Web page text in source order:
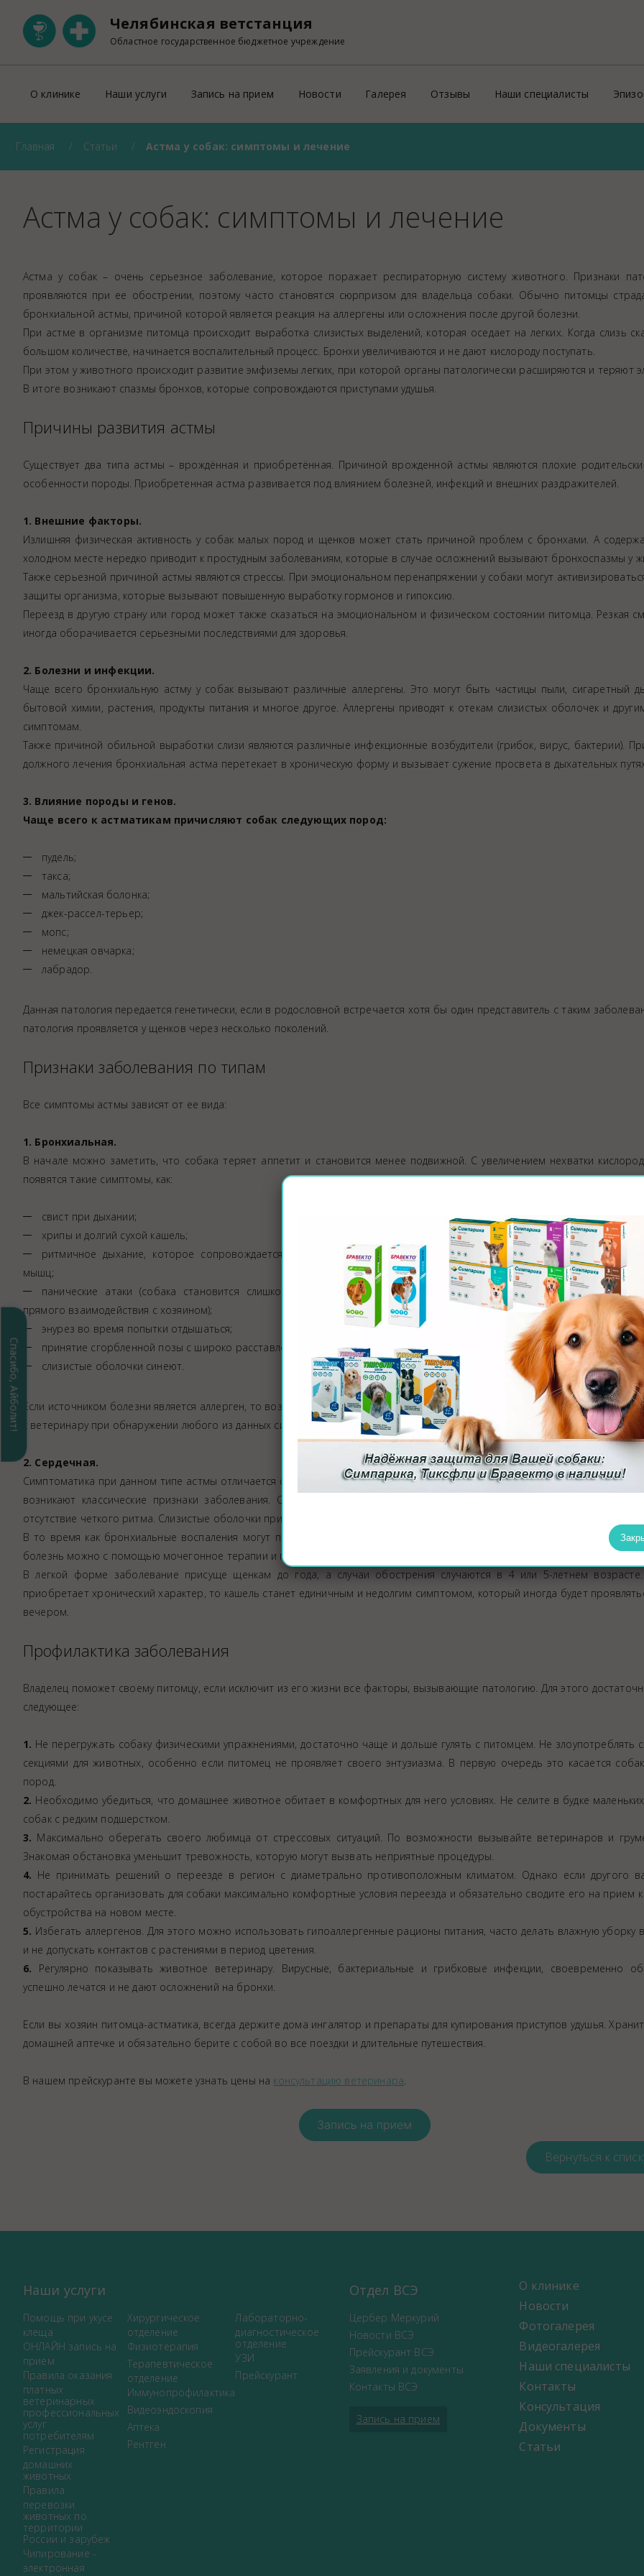
Спасибо, Айболит!
Челябинская ветстанция
Областное государственное бюджетное учреждение
О клинике
Ветеринарная клиника на Свердловском
Участковая ветеринарная лечебница Тракторозаводского района
Ветеринарный кабинет на Университетской набережной
Наши услуги
ОНЛАЙН запись на прием
Правила оказания платных ветеринарных профессиональных услуг потребителям
Регистрация домашних животных
Лабораторно-диагностическое отделение
Рентген
Аптека
Видеоэндоскопия
Иммунопрофилактика
Физиотерапия
ЭКГ
Чипирование - электронная идентификация животных
Помощь при укусе клеща
Запись на прием Новости Галерея
Видео
Отзывы Наши специалисты
Главная Статьи Астма у собак: симптомы и лечение
Астма у собак: симптомы и лечение
Астма у собак – очень серьезное заболевание, которое поражает респираторную систему животного. Признаки
проявляются при ее обострении, поэтому часто становятся сюрпризом для владельца собаки. Обычно питомцы
бронхиальной астмы, причиной которой является реакция на аллергены или осложнения после другой болезни.
При астме в организме питомца происходит выработка слизистых выделений, которая оседает на легких. Когда слизь
большом количестве, начинается воспалительный процесс. Бронхи увеличиваются и не дают кислороду поступать.
При этом у животного происходит развитие эмфиземы легких, при которой органы патологически расширяются и теряют
В итоге возникают спазмы бронхов, которые сопровождаются приступами удушья.
Причины развития астмы
Существует два типа астмы – врождённая и приобретённая. Причиной врожденной астмы являются плохие
особенности породы. Приобретенная астма развивается под влиянием болезней, инфекций и внешних раздражителей.
1. Внешние факторы.
Излишняя физическая активность у собак малых пород и щенков может стать причиной проблем с бронхами. А
холодном месте нередко приводит к простудным заболеваниям, которые в случае осложнений вызывают бронхоспазмы у
Также серьезной причиной астмы являются стрессы. При эмоциональном перенапряжении у собаки могут
защиты организма, которые вызывают повышенную выработку гормонов и гипоксию.
Переезд в другую страну или город может также сказаться на эмоциональном и физическом состоянии питомца. Резкая
иногда оборачивается серьезными последствиями для здоровья.
2. Болезни и инфекции.
Чаще всего бронхиальную астму у собак вызывают различные аллергены. Это могут быть частицы пыли, сигаретный
бытовой химии, растения, продукты питания и многое другое. Аллергены приводят к отекам слизистых оболочек и
симптомам.
Также причиной обильной выработки слизи являются различные инфекционные возбудители (грибок, вирус, бактерии).
должного лечения бронхиальная астма перетекает в хроническую форму и вызывает сужение просвета в дыхательных
3. Влияние породы и генов.
Чаще всего к астматикам причисляют собак следующих пород:
пудель;
такса;
мальтийская болонка;
джек-рассел-терьер;
мопс;
немецкая овчарка;
лабрадор.
Данная патология передается генетически, если в родословной встречается хотя бы один представитель с таким
патология проявляется у щенков через несколько поколений.
Признаки заболевания по типам
Все симптомы астмы зависят от ее вида:
1. Бронхиальная.
В начале можно заметить, что собака теряет аппетит и становится менее подвижной. С увеличением нехватки
появятся такие симптомы, как:
свист при дыхании;
хрипы и долгий сухой кашель;
ритмичное дыхание, которое сопровождается судорожными сокращениями брюшных
мышц;
панические атаки (собака становится слишком навязчивой либо начинает избегать
прямого взаимодействия с хозяином);
энурез во время попытки отдышаться;
принятие сгорбленной позы с широко расставленными лапами;
слизистые оболочки синеют.
Если источником болезни является аллерген, то возможно появление чихов, насморка, повышенной слезоточивости.
к ветеринару при обнаружении любого из данных симптомов.
2. Сердечная.
Симптоматика при данном типе астмы отличается от предыдущего типа. Эта патология не зависит от аллергенов,
возникают классические признаки заболевания. Обычно при сердечной астме у питомца можно заметить
отсутствие четкого ритма. Слизистые оболочки приобретают серо-мраморный узор и сильно бледнеют.
В то время как бронхиальные воспаления могут проявиться в любое время суток, сердечные недомогания случаются
болезнь можно с помощью мочегонное терапии и при полном исключении соленой пищи.
В легкой форме заболевание присуще щенкам до года, а случаи обострения случаются в 4 или 5-летнем
приобретает хронический характер, то кашель станет единичным и недолгим симптомом, который иногда будет
вечером.
Профилактика заболевания
Владелец поможет своему питомцу, если исключит из его жизни все факторы, вызывающие патологию. Для этого
следующее:
1. Не перегружать собаку физическими упражнениями, достаточно чаще и дольше гулять с питомцем. Не злоупотреблять
секциями для животных, особенно если питомец не проявляет своего энтузиазма. В первую очередь это касается
пород.
2. Необходимо убедиться, что домашнее животное обитает в комфортных для него условиях. Не селите в будке
собак с редким подшерстком.
3. Максимально оберегать своего любимца от стрессовых ситуаций. По возможности вызывайте ветеринаров и
Знакомая обстановка уменьшит тревожность, которую могут вызвать неприятные процедуры.
4. Не принимать решений о переезде в регион с диаметрально противоположным климатом. Однако если другого
постарайтесь организовать для собаки максимально комфортные условия переезда и обязательно сводите его на прием
обустройства на новом месте.
5. Избегать аллергенов. Для этого можно использовать гипоаллергенные рационы питания, часто делать влажную
и не допускать контактов с растениями в период цветения.
6. Регулярно показывать животное ветеринару. Вирусные, бактериальные и грибковые инфекции, своевременно
успешно лечатся и не дают осложнений на бронхи.
Если вы хозяин питомца-астматика, всегда держите дома ингалятор и препараты для купирования приступов удушья.
домашней аптечке и обязательно берите с собой во все поездки и длительные путешествия.
В нашем прейскуранте вы можете узнать цены на консультацию ветеринара.
Вернуться к
Наши услуги
Помощь при укусе
клеща
ОНЛАЙН запись на
прием
Правила оказания
платных
ветеринарных
профессиональных
услуг
потребителям
Регистрация
домашних
животных
Правила
перевозки
животных по
территории
России и зарубеж
Чипирование -
электронная
Хирургическое
отделение
Физиотерапия
Терапевтическое
отделение
Иммунопрофилактика
Видеоэндоскопия
Аптека
Рентген
Лабораторно-
диагностическое
отделение
УЗИ
Прейскурант
Отдел ВСЭ
Цербер Меркурий
Новости ВСЭ
Прейскурант ВСЭ
Заявления и документы
Контакты ВСЭ
Запись на прием
О клинике
Новости
Фотогалерея
Видеогалерея
Наши специалисты
Контакты
Консультация
Документы
Статьи